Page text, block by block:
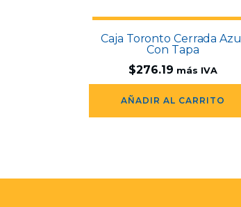
Caja Toronto Cerrada Azul
Con Tapa
$276.19 más IVA
AÑADIR AL CARRITO